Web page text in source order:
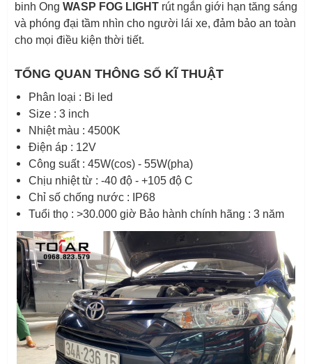
binh Ong WASP FOG LIGHT rút ngắn giới hạn tăng sáng
và phóng đại tầm nhìn cho người lái xe, đảm bảo an toàn
cho mọi điều kiện thời tiết.
TỔNG QUAN THÔNG SỐ KĨ THUẬT
Phân loại : Bi led
Size : 3 inch
Nhiệt màu : 4500K
Điện áp : 12V
Công suất : 45W(cos) - 55W(pha)
Chịu nhiệt từ : -40 độ - +105 độ C
Chỉ số chống nước : IP68
Tuổi thọ : >30.000 giờ Bảo hành chính hãng : 3 năm